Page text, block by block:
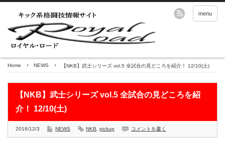
menu
Home NEWS 【NKB】武士シリーズ vol.5 全試合の見どころを紹介！ 12/10(土)
【NKB】武士シリーズ vol.5 全試合の見どころを紹
介！ 12/10(土)
2016/12/3 NEWS NKB pickup コメントを書く